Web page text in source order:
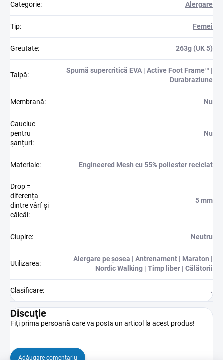
Categorie: Alergare
Tip: Femei
Greutate: 263g (UK 5)
Talpă:
Spumă supercritică EVA | Active Foot Frame™ |
Durabraziune
Membrană: Nu
Cauciuc
pentru
șanțuri:
Nu
Materiale: Engineered Mesh cu 55% poliester reciclat
Drop =
diferența
dintre vârf și
călcâi:
5 mm
Ciupire: Neutru
Utilizarea:
Alergare pe șosea | Antrenament | Maraton |
Nordic Walking | Timp liber | Călătorii
Clasificare: .
Discuţie
Fiţi prima persoană care va posta un articol la acest produs!
Adăugare comentariu